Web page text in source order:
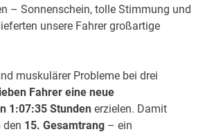
– Sonnenschein, tolle Stimmung und
unsere Fahrer großartige
muskulärer Probleme bei drei
Fahrer eine neue
1:07:35 Stunden erzielen. Damit
den 15. Gesamtrang – ein